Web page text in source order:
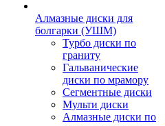
Алмазные диски для
болгарки (УШМ)
Турбо диски по
граниту
Гальванические
диски по мрамору
Сегментные диски
Мульти диски
Алмазные диски по